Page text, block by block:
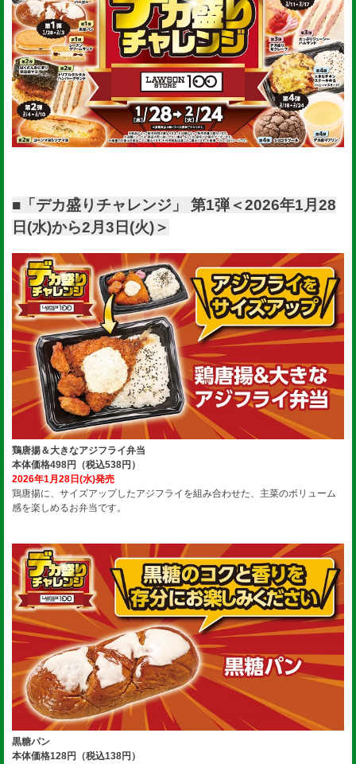
■「デカ盛りチャレンジ」 第1弾＜2026年1月28
日(水)から2月3日(火)＞
鶏唐揚＆大きなアジフライ弁当
本体価格498円（税込538円）
2026年1月28日(水)発売
鶏唐揚に、サイズアップしたアジフライを組み合わせた、主菜のボリューム
感を楽しめるお弁当です。
黒糖パン
本体価格128円（税込138円）